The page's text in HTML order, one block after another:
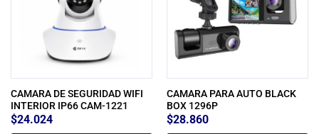
CAMARA DE SEGURIDAD WIFI
INTERIOR IP66 CAM-1221
$24.024
CAMARA PARA AUTO BLACK
BOX 1296P
$28.860